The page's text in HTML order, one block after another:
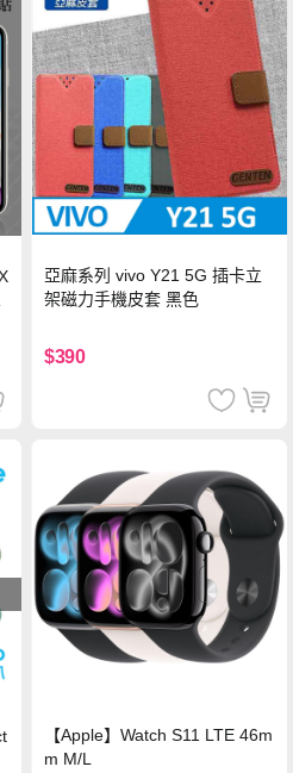
亞麻系列 vivo Y21 5G 插卡立
架磁力手機皮套 黑色
$390
【Apple】Watch S11 LTE 46m
m M/L